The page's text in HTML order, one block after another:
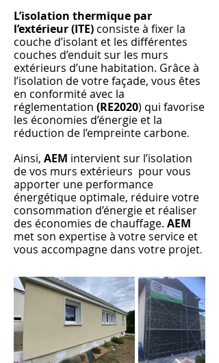
L’isolation thermique par
l’extérieur (ITE) consiste à fixer la
couche d’isolant et les différentes
couches d’enduit sur les murs
extérieurs d’une habitation. Grâce à
l’isolation de votre façade, vous êtes
en conformité avec la
réglementation (RE2020) qui favorise
les économies d’énergie et la
réduction de l’empreinte carbone.
Ainsi, AEM intervient sur l’isolation
de vos murs extérieurs pour vous
apporter une performance
énergétique optimale, réduire votre
consommation d’énergie et réaliser
des économies de chauffage. AEM
met son expertise à votre service et
vous accompagne dans votre projet.